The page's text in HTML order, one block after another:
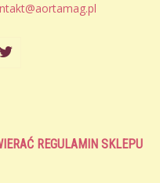
REGULAMIN SKLEPU